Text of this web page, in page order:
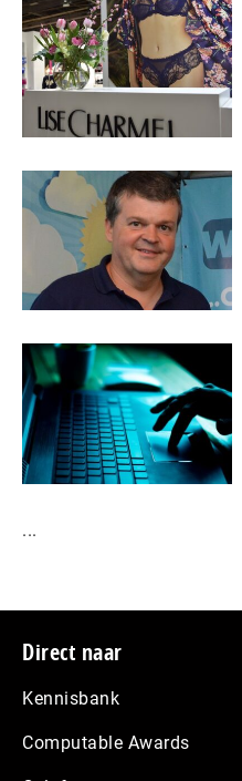
...
Footer
Direct naar
Kennisbank
Computable Awards